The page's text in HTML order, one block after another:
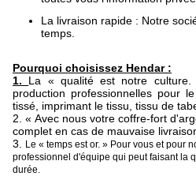
La livraison rapide : Notre
temps.
Pourquoi choisissez Hendar :
1. La « qualité est notre
production professionnelles pour
tissé, imprimant le tissu, tissu de
2. « Avec nous votre coffre-fort
complet en cas de mauvaise
3.
Le « temps est or. » Pour vous et pour
professionnel d'équipe qui peut faisant la
durée.